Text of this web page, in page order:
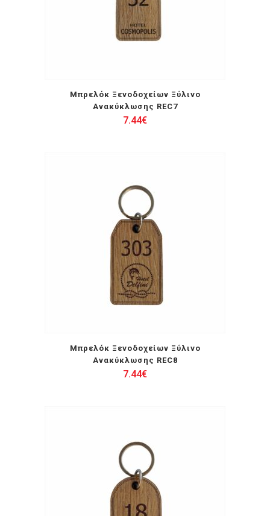
Μπρελόκ Ξενοδοχείων Ξύλινο
Ανακύκλωσης REC7
7.44€
Μπρελόκ Ξενοδοχείων Ξύλινο
Ανακύκλωσης REC8
7.44€